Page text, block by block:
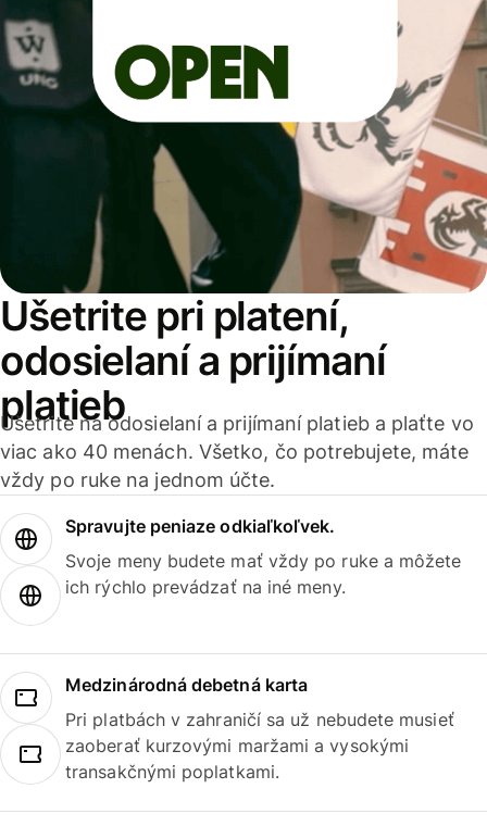
Ušetrite pri platení,
odosielaní a prijímaní
platieb
Ušetrite na odosielaní a prijímaní platieb a plaťte vo
viac ako 40 menách. Všetko, čo potrebujete, máte
vždy po ruke na jednom účte.
Spravujte peniaze odkiaľkoľvek.
Svoje meny budete mať vždy po ruke a môžete
ich rýchlo prevádzať na iné meny.
Medzinárodná debetná karta
Pri platbách v zahraničí sa už nebudete musieť
zaoberať kurzovými maržami a vysokými
transakčnými poplatkami.